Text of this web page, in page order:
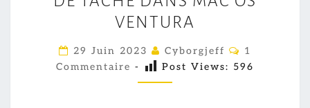
P
R
E
VENTURA
29 Juin 2023 Cyborgjeff
C
M
1
Commentaire - Post Views: 596